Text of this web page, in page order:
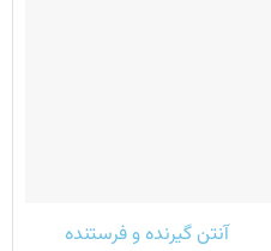
آنتن گیرنده و فرستنده